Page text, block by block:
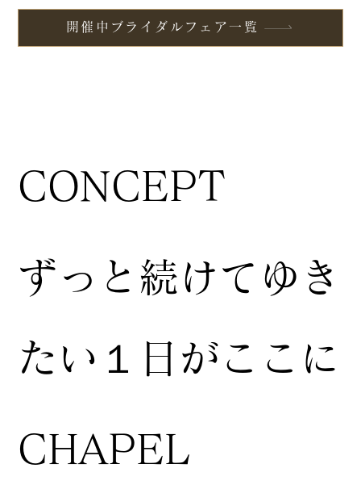
開催中ブライダルフェア一覧
CONCEPT
ずっと続けてゆき
たい１日がここに
CHAPEL